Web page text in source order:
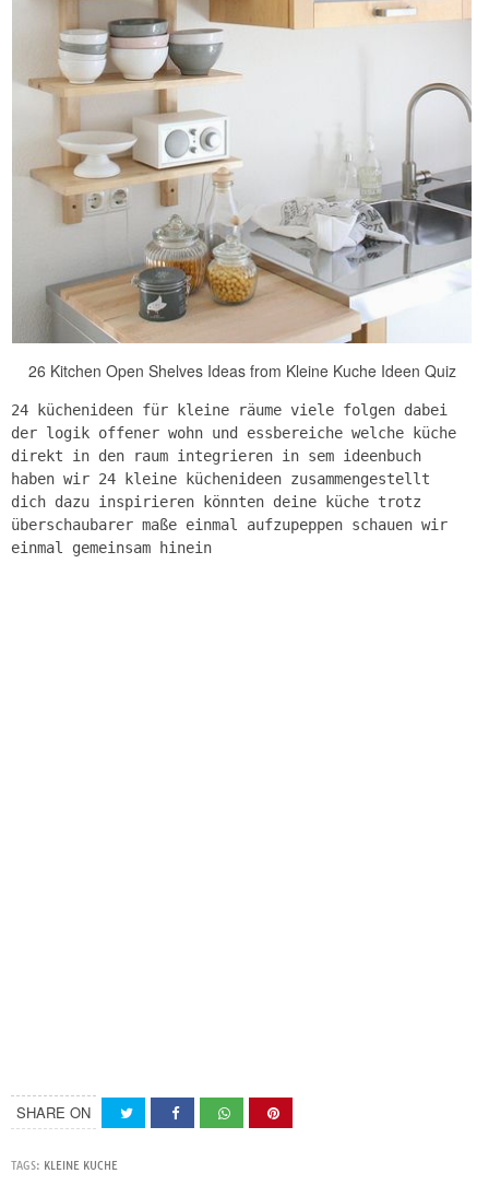
26 Kitchen Open Shelves Ideas from Kleine Kuche Ideen Quiz
24 küchenideen für kleine räume viele folgen dabei
der logik offener wohn und essbereiche welche küche
direkt in den raum integrieren in sem ideenbuch
haben wir 24 kleine küchenideen zusammengestellt
dich dazu inspirieren könnten deine küche trotz
überschaubarer maße einmal aufzupeppen schauen wir
einmal gemeinsam hinein
SHARE ON
TAGS: KLEINE KUCHE